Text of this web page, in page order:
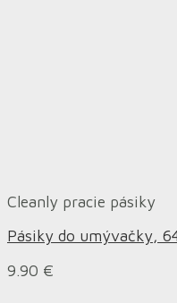
Cleanly pracie pásiky
Pásiky do umývačky,
9.90 €